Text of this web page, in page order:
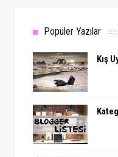
Popüler Yazılar
Kış